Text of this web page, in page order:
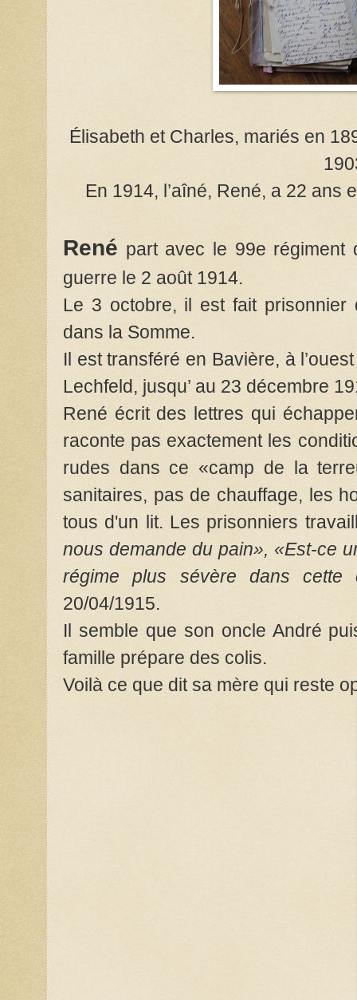
Élisabeth et Charles, mariés en
En 1914, l’aîné, René, a 22 ans
René part avec le 99e régiment
guerre le 2 août 1914.
Le 3 octobre, il est fait prisonnier
dans la Somme.
Il est transféré en Bavière, à
Lechfeld, jusqu’ au 23 décembre
René écrit des lettres qui
raconte pas exactement les
rudes dans ce «camp de la
sanitaires, pas de chauffage, les
tous d'un lit. Les prisonniers
nous demande du pain», «Est-ce
régime plus sévère dans cette
20/04/1915.
Il semble que son oncle André
famille prépare des colis.
Voilà ce que dit sa mère qui reste